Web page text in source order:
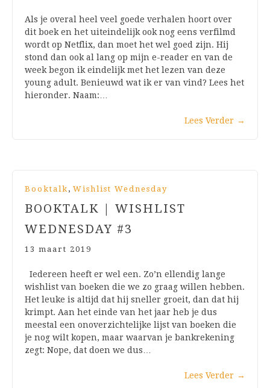
Als je overal heel veel goede verhalen hoort over
dit boek en het uiteindelijk ook nog eens verfilmd
wordt op Netflix, dan moet het wel goed zijn. Hij
stond dan ook al lang op mijn e-reader en van de
week begon ik eindelijk met het lezen van deze
young adult. Benieuwd wat ik er van vind? Lees het
hieronder. Naam:…
Lees Verder →
Booktalk , Wishlist Wednesday
BOOKTALK | WISHLIST
WEDNESDAY #3
13 maart 2019
Iedereen heeft er wel een. Zo’n ellendig lange
wishlist van boeken die we zo graag willen hebben.
Het leuke is altijd dat hij sneller groeit, dan dat hij
krimpt. Aan het einde van het jaar heb je dus
meestal een onoverzichtelijke lijst van boeken die
je nog wilt kopen, maar waarvan je bankrekening
zegt: Nope, dat doen we dus…
Lees Verder →